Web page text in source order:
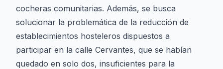
cocheras comunitarias. Además, se busca
solucionar la problemática de la reducción de
establecimientos hosteleros dispuestos a
participar en la calle Cervantes, que se habían
quedado en solo dos, insuficientes para la